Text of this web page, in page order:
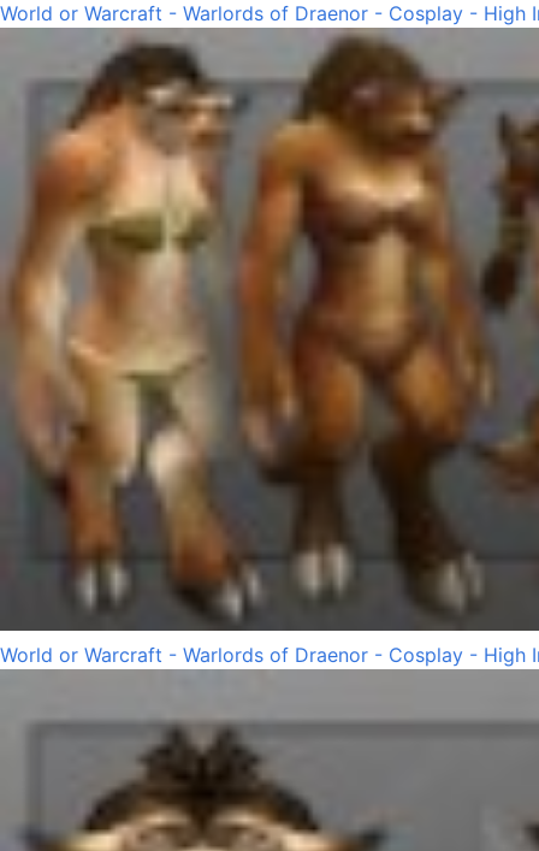
World or Warcraft - Warlords of Draenor - Cosplay - High
World or Warcraft - Warlords of Draenor - Cosplay - High